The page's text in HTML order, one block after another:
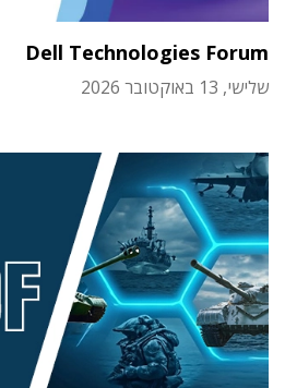
Dell Technologies Forum
שלישי, 13 באוקטובר 2026